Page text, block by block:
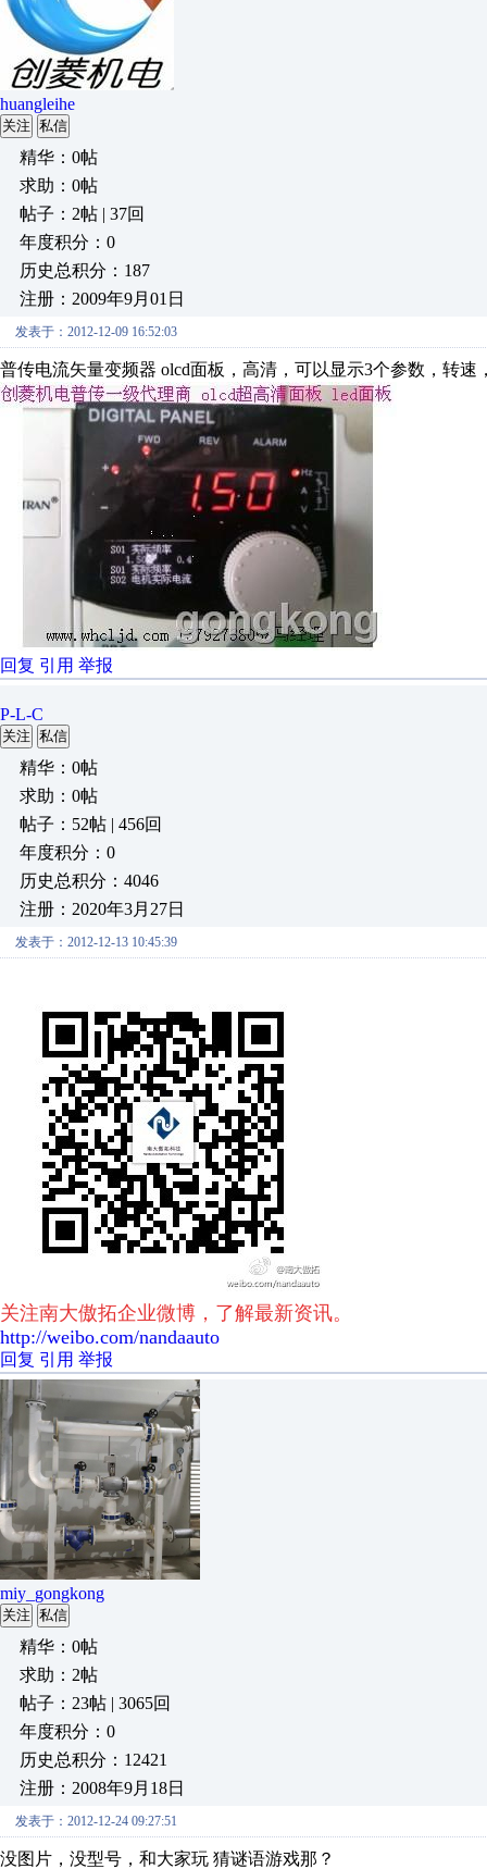
huangleihe
关注 私信
精华：0帖
求助：0帖
帖子：2帖 | 37回
年度积分：0
历史总积分：187
注册：2009年9月01日
发表于：2012-12-09 16:52:03
普传电流矢量变频器 olcd面板，高清，可以显示3个参数，转
回复 引用 举报
P-L-C
关注 私信
精华：0帖
求助：0帖
帖子：52帖 | 456回
年度积分：0
历史总积分：4046
注册：2020年3月27日
发表于：2012-12-13 10:45:39
关注南大傲拓企业微博，了解最新资讯。
http://weibo.com/nandaauto
回复 引用 举报
miy_gongkong
关注 私信
精华：0帖
求助：2帖
帖子：23帖 | 3065回
年度积分：0
历史总积分：12421
注册：2008年9月18日
发表于：2012-12-24 09:27:51
没图片，没型号，和大家玩 猜谜语游戏那？